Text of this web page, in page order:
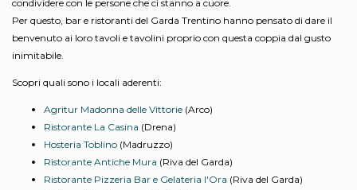
condividere con le persone che ci stanno a cuore.
Per questo, bar e ristoranti del Garda Trentino hanno pensato di dare il
benvenuto ai loro tavoli e tavolini proprio con questa coppia dal gusto
inimitabile.
Scopri quali sono i locali aderenti:
Agritur Madonna delle Vittorie (Arco)
Ristorante La Casina (Drena)
Hosteria Toblino (Madruzzo)
Ristorante Antiche Mura (Riva del Garda)
Ristorante Pizzeria Bar e Gelateria l'Ora (Riva del Garda)